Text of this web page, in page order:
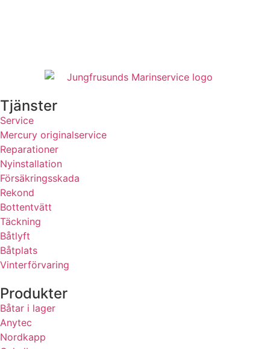
Tjänster
Service
Mercury originalservice
Reparationer
Nyinstallation
Försäkringsskada
Rekond
Bottentvätt
Täckning
Båtlyft
Båtplats
Vinterförvaring
Produkter
Båtar i lager
Anytec
Nordkapp